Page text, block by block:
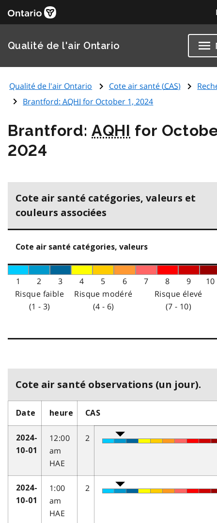
Qualité de l'air Ontario
Qualité de l'air Ontario Cote air santé (CAS)
Brantford:AQHI for October 1, 2024
Brantford:AQHI for
2024
Cote air santé catégories, valeurs et
couleurs associées
Cote air santé catégories, valeurs
1 2 3 4 5 6 7 8 9
10
Risque faible
(1 - 3)
Risque modéré
(4 - 6)
Risque élevé
(7 - 10)
Cote air santé observations (un jour).
Date heure CAS
2024-
10-01
12:00
am
HAE
2
2024-
10-01
1:00
am
HAE
2